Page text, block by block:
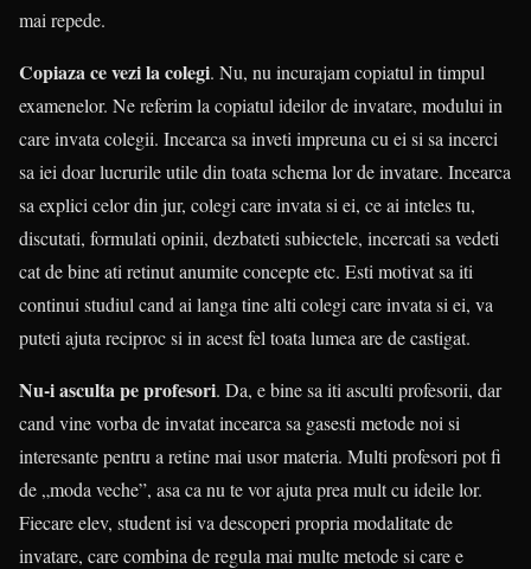
mai repede.
Copiaza ce vezi la colegi. Nu, nu incurajam copiatul in timpul
examenelor. Ne referim la copiatul ideilor de invatare, modului in
care invata colegii. Incearca sa inveti impreuna cu ei si sa incerci
sa iei doar lucrurile utile din toata schema lor de invatare. Incearca
sa explici celor din jur, colegi care invata si ei, ce ai inteles tu,
discutati, formulati opinii, dezbateti subiectele, incercati sa vedeti
cat de bine ati retinut anumite concepte etc. Esti motivat sa iti
continui studiul cand ai langa tine alti colegi care invata si ei, va
puteti ajuta reciproc si in acest fel toata lumea are de castigat.
Nu-i asculta pe profesori. Da, e bine sa iti asculti profesorii, dar
cand vine vorba de invatat incearca sa gasesti metode noi si
interesante pentru a retine mai usor materia. Multi profesori pot fi
de „moda veche”, asa ca nu te vor ajuta prea mult cu ideile lor.
Fiecare elev, student isi va descoperi propria modalitate de
invatare, care combina de regula mai multe metode si care e